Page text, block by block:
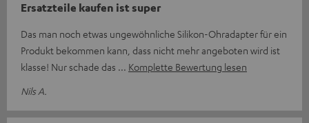
Ersatzteile kaufen ist super
Das man noch etwas ungewöhnliche Silikon-Ohradapter für ein
Produkt bekommen kann, dass nicht mehr angeboten wird ist
klasse! Nur schade das
Komplette Bewertung lesen
Nils A.